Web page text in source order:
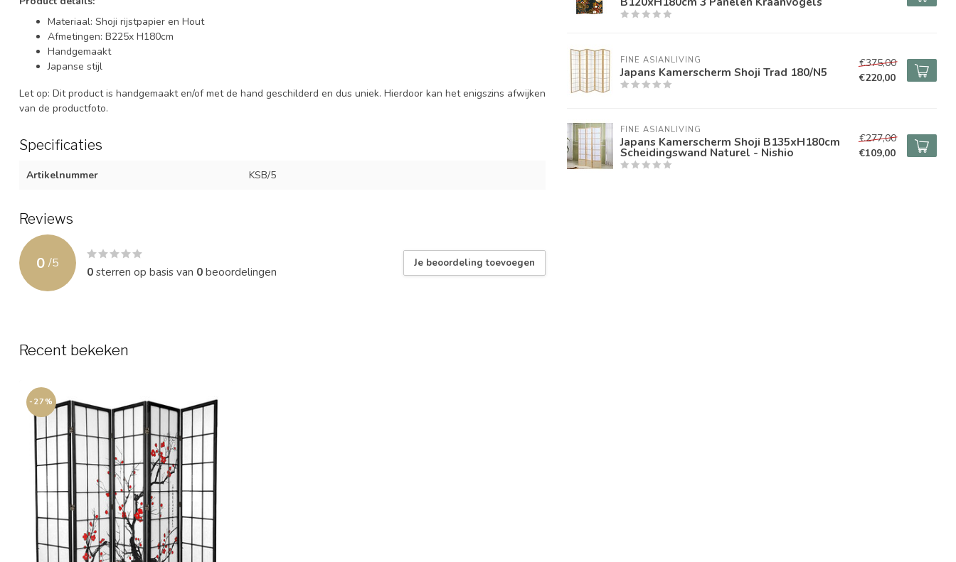
Materiaal: Shoji rijstpapier en Hout
Afmetingen: B225x H180cm
Handgemaakt
Japanse stijl
Let op: Dit product is handgemaakt en/of met de hand geschilderd en dus uniek. Hierdoor kan het enigszins afwijken
van de productfoto.
Specificaties
Artikelnummer KSB/5
Reviews
0 /5
0sterren op basis van 0beoordelingen
Je beoordeling toevoegen
FINE ASIANLIVING
Japans Kamerscherm Shoji Trad 180/N5
€375,00
€220,00
FINE ASIANLIVING
Japans Kamerscherm Shoji B135xH180cm
Scheidingswand Naturel - Nishio
€277,00
€109,00
Recent bekeken
-27%